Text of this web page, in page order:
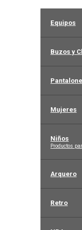
Equipos
Buzos y
Mujeres
Niños
–
Productos
Arquero
Retro